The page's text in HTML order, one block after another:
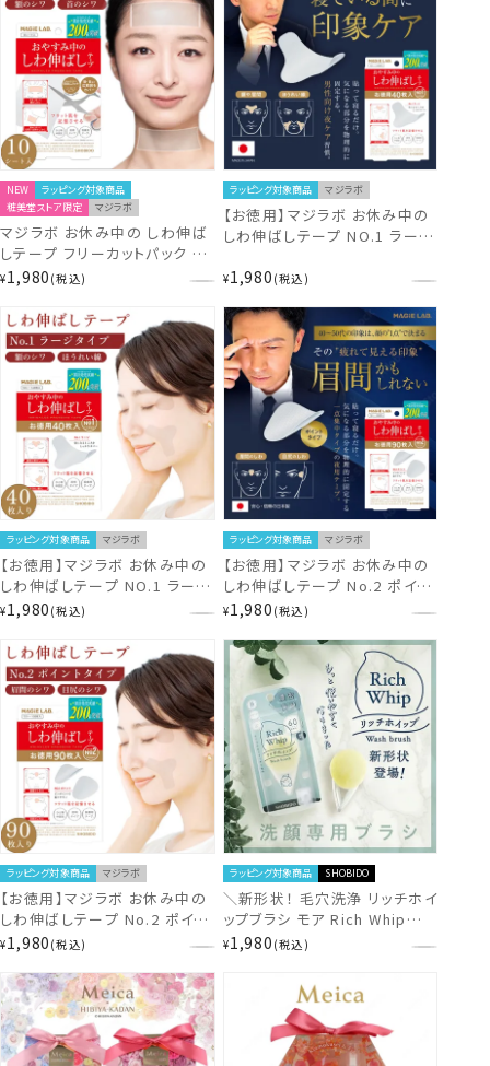
NEW
ラッピング対象商品
粧美堂ストア限定
マジラボ
マジラボ お休み中の しわ伸ば
しテープ フリーカットパック ＜
10シート入＞ 日本製医療用テ
MG13398 shobido 粧美堂
¥1,980 税込
ラッピング対象商品 マジラボ
【お徳用】マジラボ お休み中の
しわ伸ばしテープ NO.1 ラージ
枚入) 【1箱あたり919円お徳の
MG43809 shobido 粧美堂
¥1,980 税込
ラッピング対象商品 マジラボ
【お徳用】マジラボ お休み中の
しわ伸ばしテープ NO.1 ラージ
タイプ 広くしっかりカバー (40
増量版】 MAGiE LAB.
MG43809 shobido 粧美堂
¥1,980 税込
ラッピング対象商品 マジラボ
【お徳用】マジラボ お休み中の
しわ伸ばしテープ No.2 ポイン
トタイプ 一点集中カバー (90枚
量版】 MAGiE LAB. MG43810
shobido 粧美堂
¥1,980 税込
ラッピング対象商品 マジラボ
【お徳用】マジラボ お休み中の
しわ伸ばしテープ No.2 ポイン
トタイプ 一点集中カバー (90枚
量版】 MAGiE LAB. MG43810
shobido 粧美堂
¥1,980 税込
ラッピング対象商品 SHOBIDO
＼新形状！ 毛穴洗浄 リッチホイ
ップブラシ モア Rich Whip
brush More SPV71446
¥1,980 税込